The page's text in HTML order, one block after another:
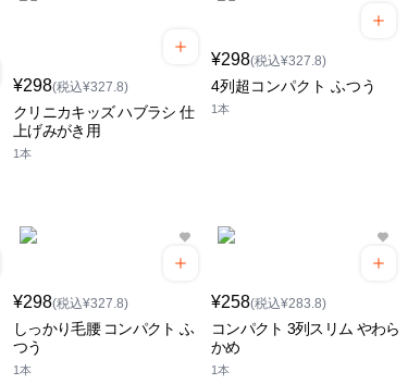
¥298(税込¥327.8)
クリニカキッズ ハブラシ 仕
上げみがき用
1本
¥298(税込¥327.8)
4列超コンパクト ふつう
1本
¥298(税込¥327.8)
しっかり毛腰 コンパクト ふ
つう
1本
¥258(税込¥283.8)
コンパクト 3列スリム やわら
かめ
1本